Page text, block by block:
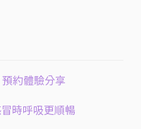
約體驗分享
時呼吸更順暢